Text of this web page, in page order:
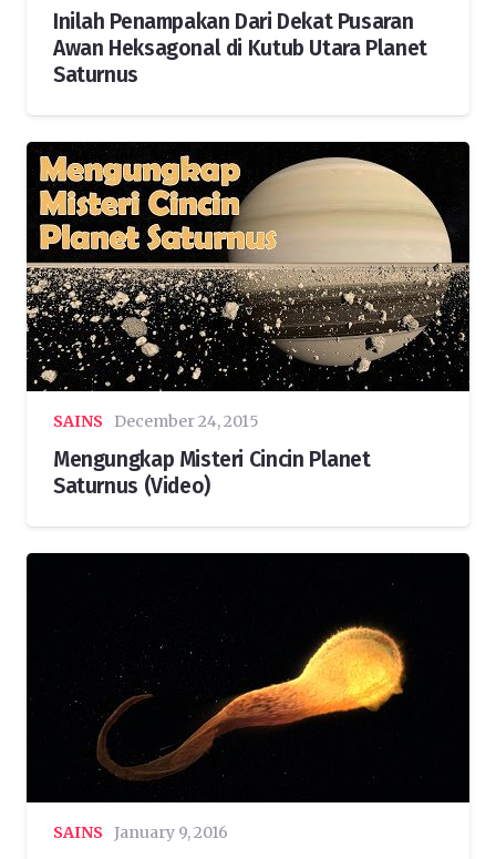
Inilah Penampakan Dari Dekat Pusaran
Awan Heksagonal di Kutub Utara Planet
Saturnus
SAINS December 24, 2015
Mengungkap Misteri Cincin Planet
Saturnus (Video)
SAINS January 9, 2016